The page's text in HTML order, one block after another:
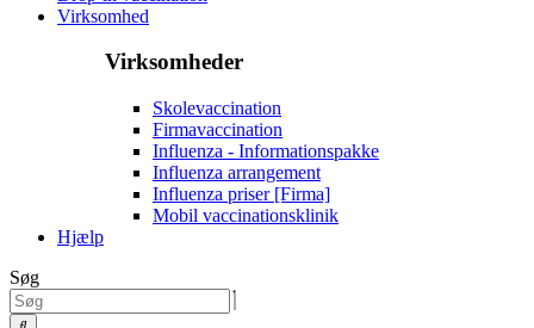
Virksomhed
Virksomheder
Skolevaccination
Firmavaccination
Influenza - Informationspakke
Influenza arrangement
Influenza priser [Firma]
Mobil vaccinationsklinik
Hjælp
Søg